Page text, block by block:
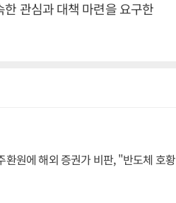
관심과 대책 마련을 요구한
환원에 해외 증권가 비판, "반도체 호황